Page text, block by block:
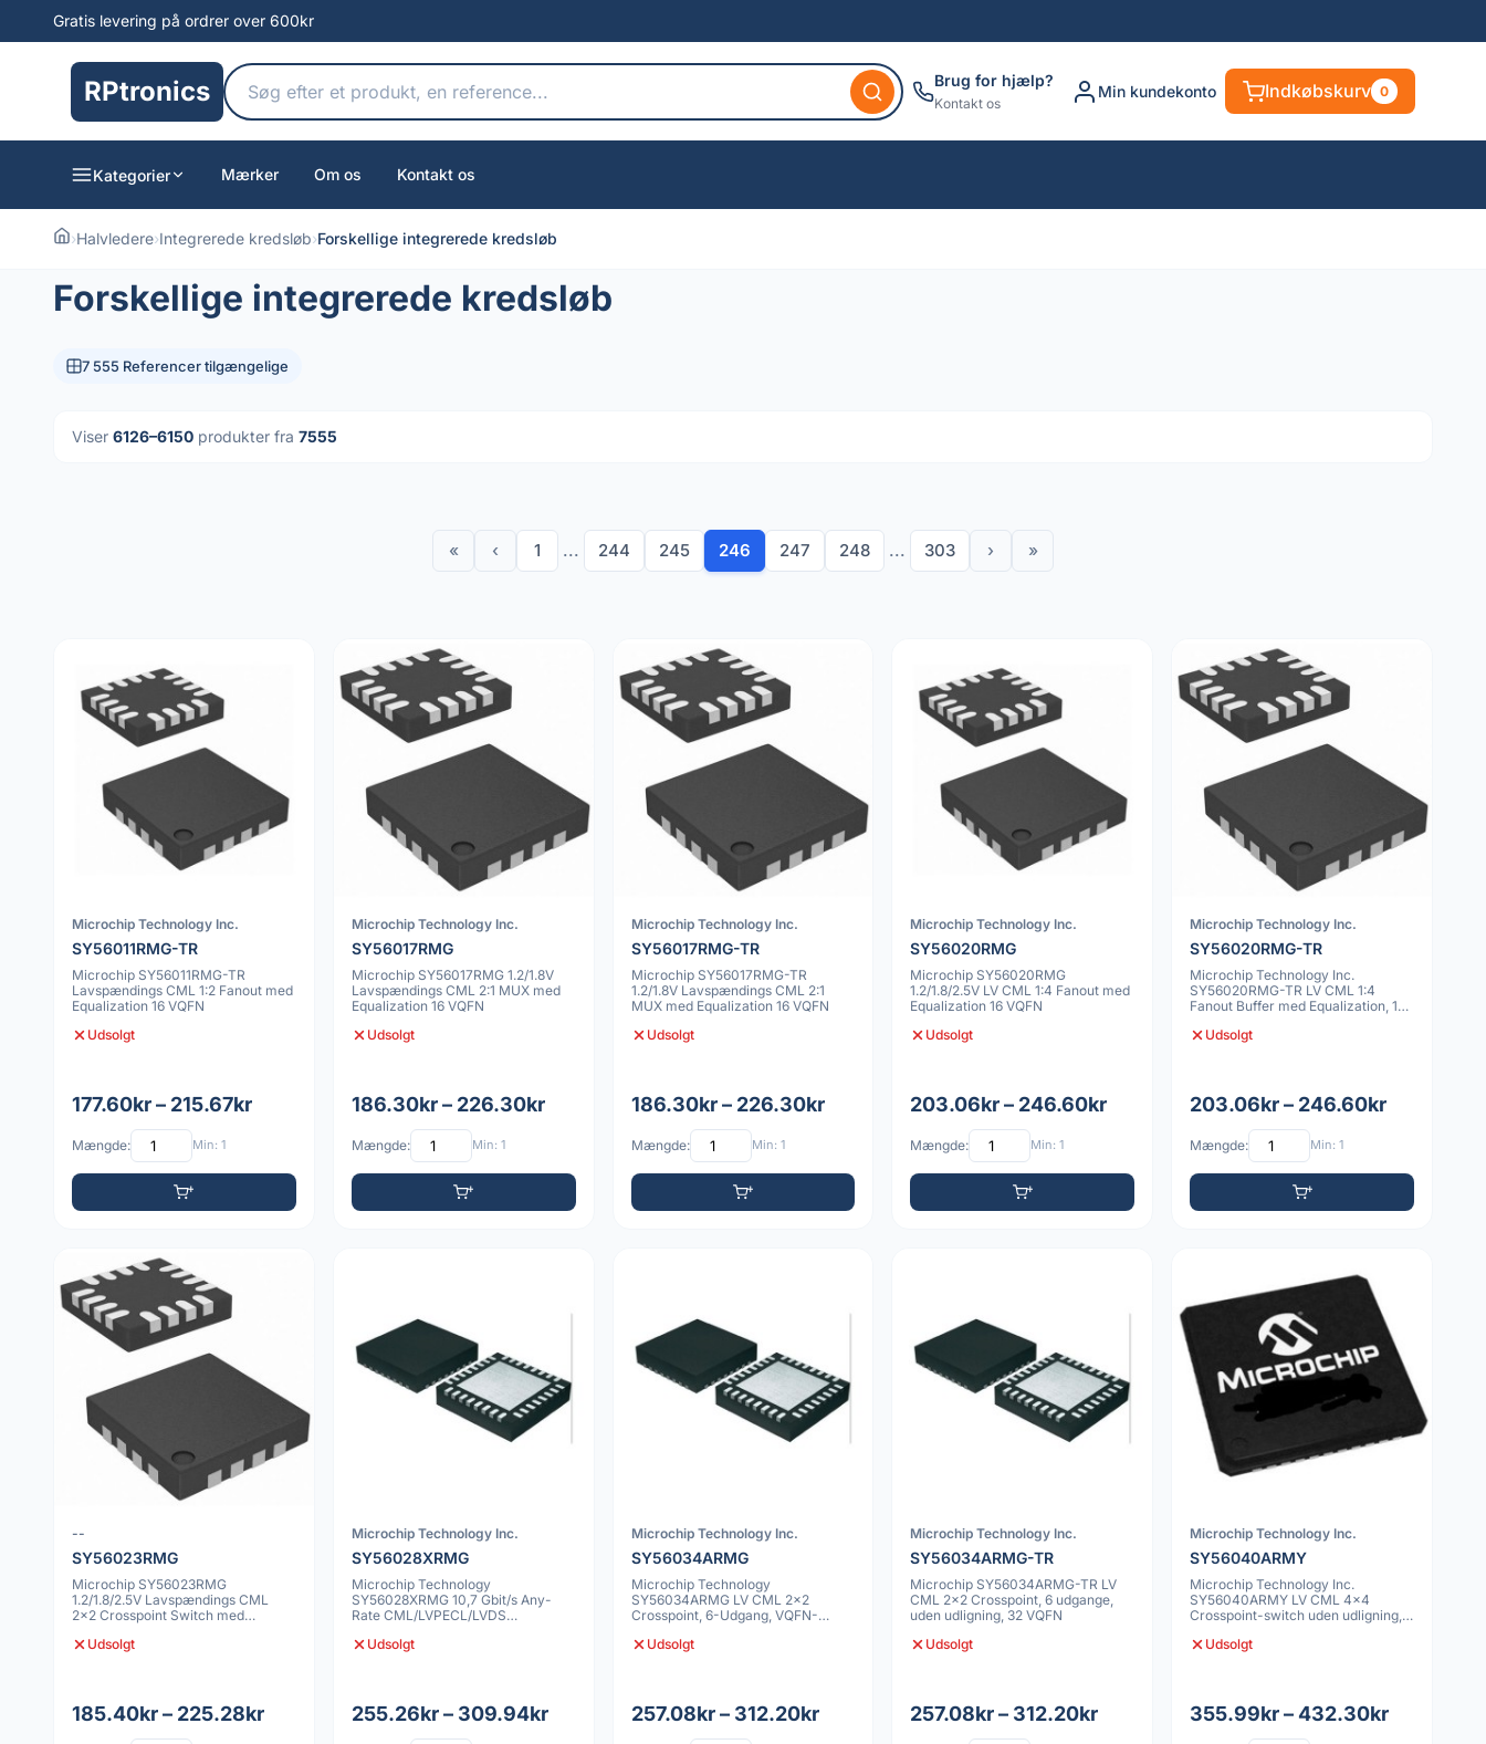
Gratis levering på ordrer over 600kr
RPtronics Brug for hjælp?
Kontakt os
Min kundekonto Indkøbskurv 0
Kategorier Mærker Om os Kontakt os
›Halvledere›Integrerede kredsløb›Forskellige integrerede kredsløb
Forskellige integrerede kredsløb
7 555 Referencer tilgængelige
Viser 6126–6150 produkter fra 7555
« ‹ 1 ... 244 245 246 247 248 ... 303 › »
Microchip Technology Inc.
SY56011RMG-TR
Microchip SY56011RMG-TR
Lavspændings CML 1:2 Fanout med
Equalization 16 VQFN
Udsolgt
177.60kr – 215.67kr
Mængde: Min: 1
Microchip Technology Inc.
SY56017RMG
Microchip SY56017RMG 1.2/1.8V
Lavspændings CML 2:1 MUX med
Equalization 16 VQFN
Udsolgt
186.30kr – 226.30kr
Mængde: Min: 1
Microchip Technology Inc.
SY56017RMG-TR
Microchip SY56017RMG-TR
1.2/1.8V Lavspændings CML 2:1
MUX med Equalization 16 VQFN
Udsolgt
186.30kr – 226.30kr
Mængde: Min: 1
Microchip Technology Inc.
SY56020RMG
Microchip SY56020RMG
1.2/1.8/2.5V LV CML 1:4 Fanout med
Equalization 16 VQFN
Udsolgt
203.06kr – 246.60kr
Mængde: Min: 1
Microchip Technology Inc.
SY56020RMG-TR
Microchip Technology Inc.
SY56020RMG-TR LV CML 1:4
Fanout Buffer med Equalization, 16-
Udsolgt
203.06kr – 246.60kr
Mængde: Min: 1
--
SY56023RMG
Microchip SY56023RMG
1.2/1.8/2.5V Lavspændings CML
2x2 Crosspoint Switch med
Udsolgt
185.40kr – 225.28kr
Microchip Technology Inc.
SY56028XRMG
Microchip Technology
SY56028XRMG 10,7 Gbit/s Any-
Rate CML/LVPECL/LVDS
Udsolgt
255.26kr – 309.94kr
Microchip Technology Inc.
SY56034ARMG
Microchip Technology
SY56034ARMG LV CML 2x2
Crosspoint, 6-Udgang, VQFN-
Udsolgt
257.08kr – 312.20kr
Microchip Technology Inc.
SY56034ARMG-TR
Microchip SY56034ARMG-TR LV
CML 2x2 Crosspoint, 6 udgange,
uden udligning, 32 VQFN
Udsolgt
257.08kr – 312.20kr
Microchip Technology Inc.
SY56040ARMY
Microchip Technology Inc.
SY56040ARMY LV CML 4x4
Crosspoint-switch uden udligning,
Udsolgt
355.99kr – 432.30kr